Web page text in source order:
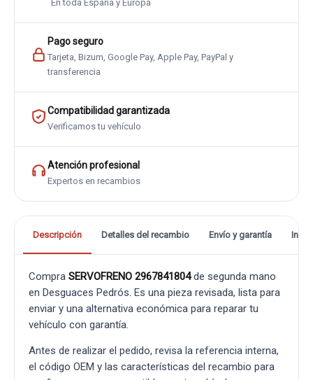
En toda España y Europa
Pago seguro
Tarjeta, Bizum, Google Pay, Apple Pay, PayPal y
transferencia
Compatibilidad garantizada
Verificamos tu vehículo
Atención profesional
Expertos en recambios
Descripción Detalles del recambio Envío y garantía
Compra SERVOFRENO 2967841804de segunda mano
en Desguaces Pedrós. Es una pieza revisada, lista para
enviar y una alternativa económica para reparar tu
vehículo con garantía.
Antes de realizar el pedido, revisa la referencia interna,
el código OEM y las características del recambio para